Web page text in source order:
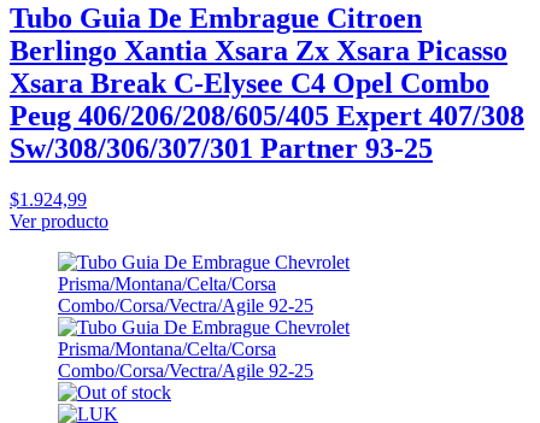
Tubo Guia De Embrague Citroen
Berlingo Xantia Xsara Zx Xsara Picasso
Xsara Break C-Elysee C4 Opel Combo
Peug 406/206/208/605/405 Expert 407/308
Sw/308/306/307/301 Partner 93-25
$1.924,99
Ver producto